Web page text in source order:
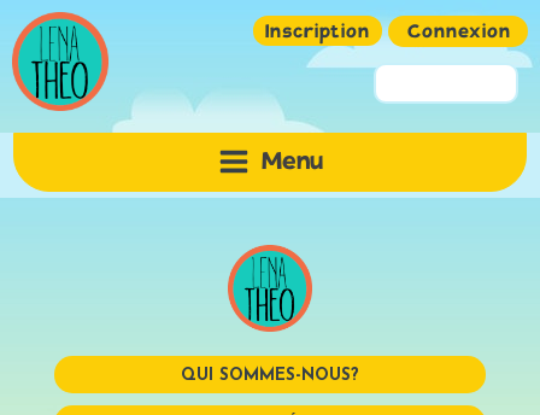
Inscription Connexion
Mot de passe
Menu
QUI SOMMES-NOUS?